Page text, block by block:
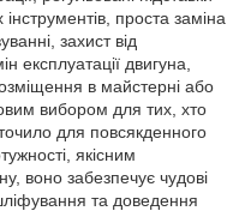
проста заміна
захист від
експлуатації двигуна,
в майстерні або
вибором для тих, хто
для повсякденного
якісним
воно забезпечує чудові
та доведення